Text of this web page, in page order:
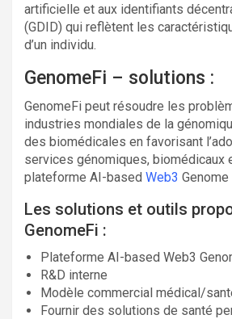
artificielle et aux identifiants
(GDID) qui reflètent les
d’un individu.
GenomeFi – solutions :
GenomeFi peut résoudre les
industries mondiales de la
des biomédicales en favorisant
services génomiques, biomédicaux
plateforme AI-based Web3 Genome
Les solutions et outils
GenomeFi :
Plateforme AI-based Web3
R&D interne
Modèle commercial médical/
Fournir des solutions de santé